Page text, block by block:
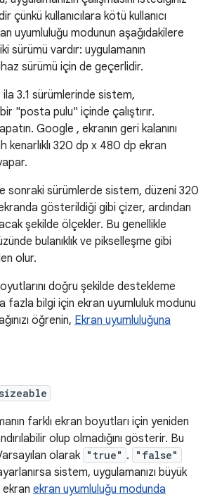
çünkü kullanıcılara kötü kullanıcı
uyumluluğu modunun aşağıdakilere
sürümü vardır: uygulamanın
sürümü için de geçerlidir.
3.1 sürümlerinde sistem,
bir "posta pulu" içinde çalıştırır.
Google , ekranın geri kalanını
kenarlıklı 320 dp x 480 dp ekran
sonraki sürümlerde sistem, düzeni 320
gösterildiği gibi çizer, ardından
şekilde ölçekler. Bu genellikle
bulanıklık ve pikselleşme gibi
olur.
doğru şekilde destekleme
fazla bilgi için ekran uyumluluk modunu
öğrenin, Ekran uyumluluğuna
farklı ekran boyutları için yeniden
olup olmadığını gösterir. Bu
olarak "true" . "false"
sistem, uygulamanızı büyük
ekran uyumluluğu modunda